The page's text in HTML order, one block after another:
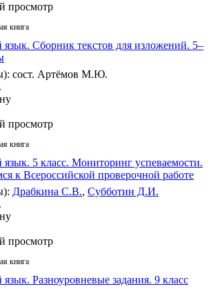
просмотр
книга
язык. Сборник текстов для изложений. 5–
сост. Артёмов М.Ю.
просмотр
книга
язык. 5 класс. Мониторинг успеваемости.
к Всероссийской проверочной работе
Драбкина С.В., Субботин Д.И.
просмотр
книга
язык. Разноуровневые задания. 9 класс